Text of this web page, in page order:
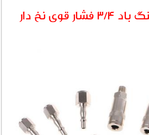
سفارش شیلنگ باد 3/4 فشار قوی نخ دار